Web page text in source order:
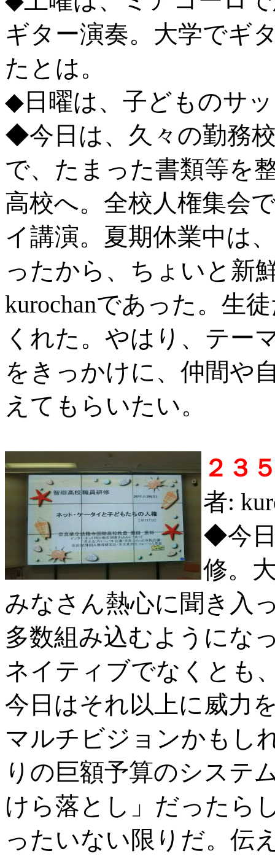
ギター演奏。大学でギ
たとは。
◆日曜は、子どものサ
◆今日は、久々の勤務
で、たまった書類等を
高校へ。全校人権集会
イ講演。夏期休業中は
ったから、ちょいと新
kurochanであった。生
くれた。やはり、テー
をきっかけに、仲間や
えてもらいたい。
２３
者:
◆今
修。
みなさん熱心に聞き入
多数組み込むようにな
ネイティブでなくとも
今日はそれ以上に威力
マルチビジョンかもし
りの巨額予算のシステ
けら落とし」だったら
ったいない限りだ。伝